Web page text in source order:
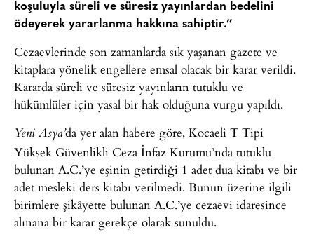
koşuluyla süreli ve süresiz yayınlardan bedelini
ödeyerek yararlanma hakkına sahiptir.”
Cezaevlerinde son zamanlarda sık yaşanan gazete ve
kitaplara yönelik engellere emsal olacak bir karar verildi.
Kararda süreli ve süresiz yayınların tutuklu ve
hükümlüler için yasal bir hak olduğuna vurgu yapıldı.
Yeni Asya’da yer alan habere göre, Kocaeli T Tipi
Yüksek Güvenlikli Ceza İnfaz Kurumu’nda tutuklu
bulunan A.C.’ye eşinin getirdiği 1 adet dua kitabı ve bir
adet mesleki ders kitabı verilmedi. Bunun üzerine ilgili
birimlere şikâyette bulunan A.C.’ye cezaevi idaresince
alınana bir karar gerekçe olarak sunuldu.